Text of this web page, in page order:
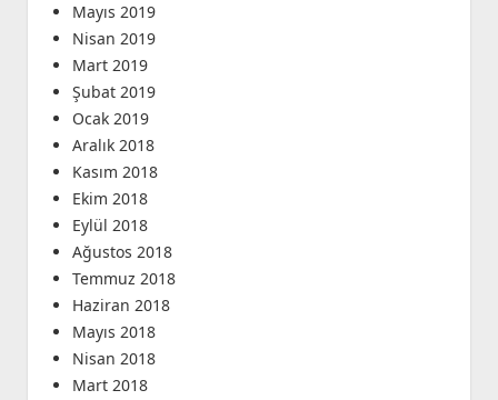
Mayıs 2019
Nisan 2019
Mart 2019
Şubat 2019
Ocak 2019
Aralık 2018
Kasım 2018
Ekim 2018
Eylül 2018
Ağustos 2018
Temmuz 2018
Haziran 2018
Mayıs 2018
Nisan 2018
Mart 2018